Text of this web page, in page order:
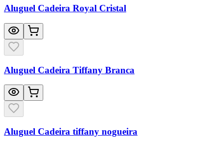
Aluguel Cadeira Royal Cristal
Aluguel Cadeira Tiffany Branca
Aluguel Cadeira tiffany nogueira